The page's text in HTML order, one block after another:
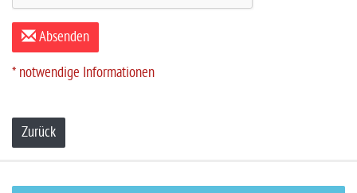
Absenden
* notwendige Informationen
Zurück